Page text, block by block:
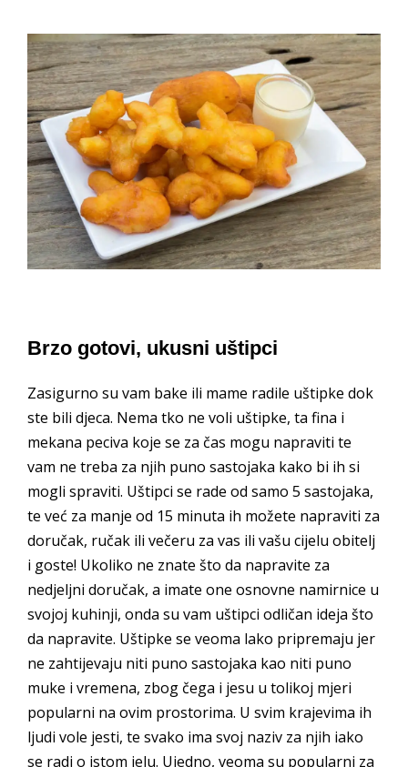
Brzo gotovi, ukusni uštipci
Zasigurno su vam bake ili mame radile uštipke dok
ste bili djeca. Nema tko ne voli uštipke, ta fina i
mekana peciva koje se za čas mogu napraviti te
vam ne treba za njih puno sastojaka kako bi ih si
mogli spraviti. Uštipci se rade od samo 5 sastojaka,
te već za manje od 15 minuta ih možete napraviti za
doručak, ručak ili večeru za vas ili vašu cijelu obitelj
i goste! Ukoliko ne znate što da napravite za
nedjeljni doručak, a imate one osnovne namirnice u
svojoj kuhinji, onda su vam uštipci odličan ideja što
da napravite. Uštipke se veoma lako pripremaju jer
ne zahtijevaju niti puno sastojaka kao niti puno
muke i vremena, zbog čega i jesu u tolikoj mjeri
popularni na ovim prostorima. U svim krajevima ih
ljudi vole jesti, te svako ima svoj naziv za njih iako
se radi o istom jelu. Ujedno, veoma su popularni za